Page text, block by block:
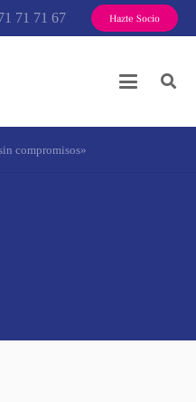
71 71 67 Hazte Socio
compromisos»